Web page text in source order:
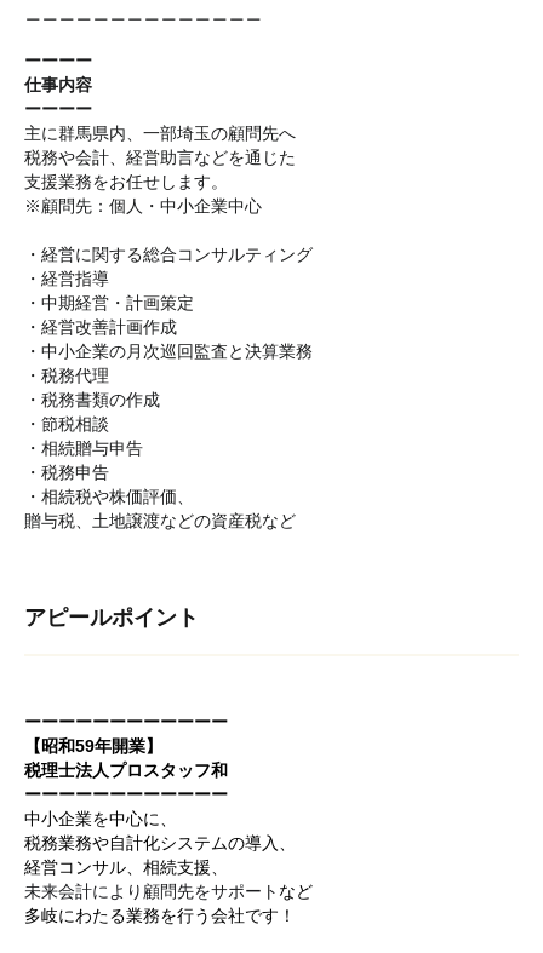
ーーーー
仕事内容
ーーーー
主に群馬県内、一部埼玉の顧問先へ
税務や会計、経営助言などを通じた
支援業務をお任せします。
※顧問先：個人・中小企業中心
・経営に関する総合コンサルティング
・経営指導
・中期経営・計画策定
・経営改善計画作成
・中小企業の月次巡回監査と決算業務
・税務代理
・税務書類の作成
・節税相談
・相続贈与申告
・税務申告
・相続税や株価評価、
贈与税、土地譲渡などの資産税など
アピールポイント
ーーーーーーーーーーーー
【昭和59年開業】
税理士法人プロスタッフ和
ーーーーーーーーーーーー
中小企業を中心に、
税務業務や自計化システムの導入、
経営コンサル、相続支援、
未来会計により顧問先をサポート など
多岐にわたる業務を行う会社です！